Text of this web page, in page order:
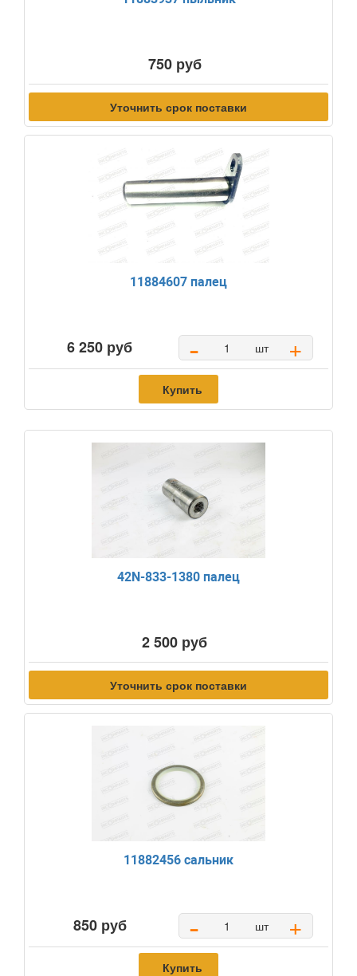
750 руб
Уточнить срок поставки
11884607 палец
6 250 руб - шт +
Купить
42N-833-1380 палец
2 500 руб
Уточнить срок поставки
11882456 сальник
850 руб - шт +
Купить